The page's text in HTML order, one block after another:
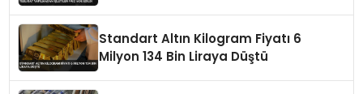
Standart Altın Kilogram Fiyatı 6
Milyon 134 Bin Liraya Düştü